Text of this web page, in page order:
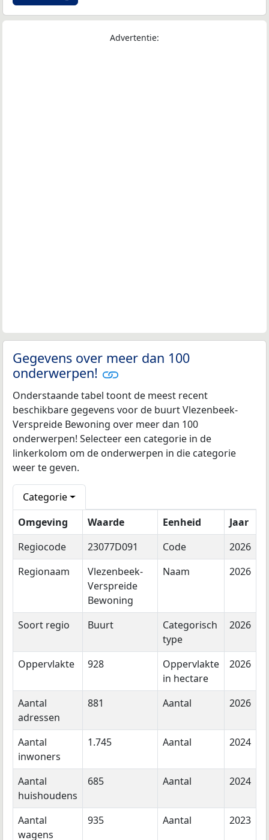
Advertentie:
Gegevens over meer dan 100
onderwerpen!
Onderstaande tabel toont de meest recent
beschikbare gegevens voor de buurt Vlezenbeek-
Verspreide Bewoning over meer dan 100
onderwerpen! Selecteer een categorie in de
linkerkolom om de onderwerpen in die categorie
weer te geven.
Categorie
Omgeving
Waarde Eenheid
Jaar
Regiocode
23077D091 Code
2026
Regionaam
Vlezenbeek-
Verspreide
Bewoning
Naam 2026
Soort regio Buurt
Categorisch
type
2026
Oppervlakte 928
Oppervlakte
in hectare
2026
Aantal
adressen
881 Aantal 2026
Aantal
inwoners
1.745 Aantal 2024
Aantal
huishoudens
685 Aantal 2024
Aantal
wagens
935 Aantal 2023